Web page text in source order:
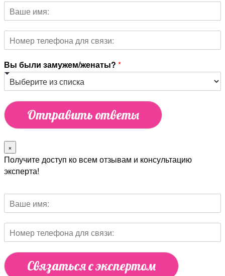
Вы были замужем/женаты? *
Отправить ответы
×
Получите доступ ко всем отзывам и консультацию
эксперта!
Связаться с экспертом